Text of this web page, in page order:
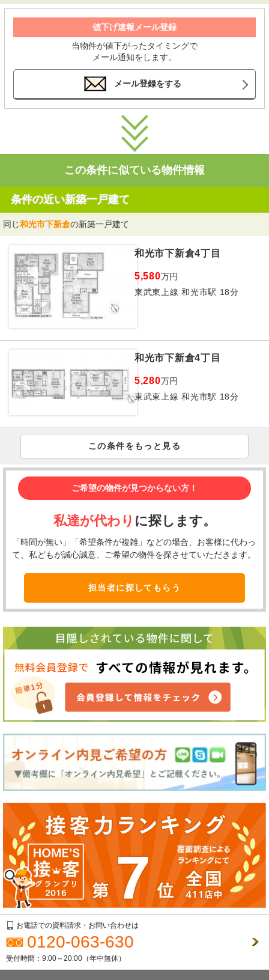
値下げ速報メール登録
当物件が値下がったタイミングで
メール通知をします。
メール登録をする
この条件に似ている物件情報
条件の近い新築一戸建て
同じ和光市下新倉の新築一戸建て
和光市下新倉4丁目
5,580万円
東武東上線 和光市駅 18分
和光市下新倉4丁目
5,280万円
東武東上線 和光市駅 18分
この条件をもっと見る
ご希望の物件が見つからない方！
私達が代わり に探します。
「時間が無い」「希望条件が複雑」などの場合、お客様に代わっ
て、私どもが誠心誠意、ご希望の物件を探させていただきます。
担当者に探してもらう
お電話での資料請求・お問い合わせは
0120-063-630
受付時間：9:00～20:00（年中無休）